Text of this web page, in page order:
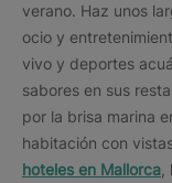
verano. Haz unos
ocio y
vivo y deportes
sabores en sus
por la brisa marina
habitación con
hoteles en Mallorca